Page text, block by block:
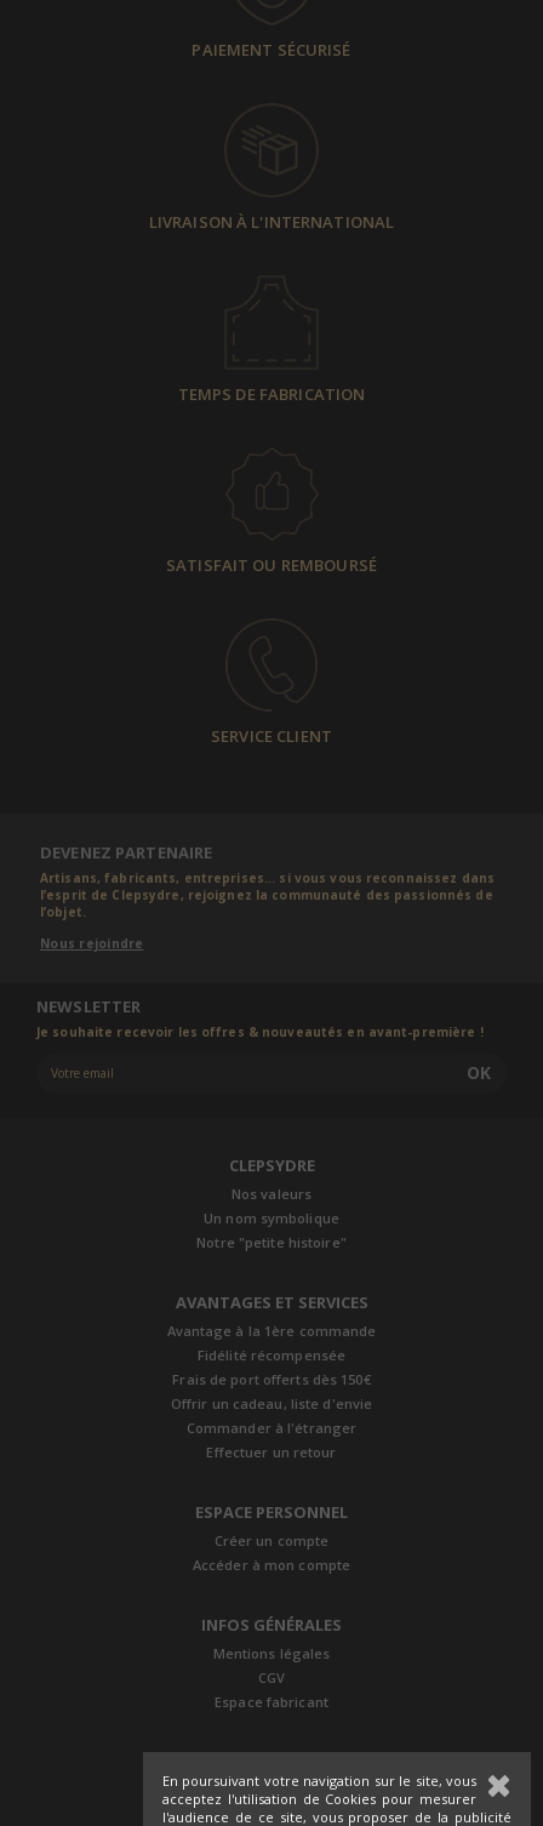
En poursuivant votre navigation sur le site, vous
acceptez l'utilisation de Cookies pour mesurer
l'audience de ce site, vous proposer de la publicité
PAIEMENT SÉCURISÉ
LIVRAISON À L'INTERNATIONAL
TEMPS DE FABRICATION
SATISFAIT OU REMBOURSÉ
SERVICE CLIENT
DEVENEZ PARTENAIRE
Artisans, fabricants, entreprises... si vous vous reconnaissez dans
l’esprit de Clepsydre, rejoignez la communauté des passionnés de
l’objet.
Nous rejoindre
NEWSLETTER
Je souhaite recevoir les offres & nouveautés en avant-première !
OK
CLEPSYDRE
Nos valeurs
Un nom symbolique
Notre "petite histoire"
AVANTAGES ET SERVICES
Avantage à la 1ère commande
Fidélité récompensée
Frais de port offerts dès 150€
Offrir un cadeau, liste d'envie
Commander à l'étranger
Effectuer un retour
ESPACE PERSONNEL
Créer un compte
Accéder à mon compte
INFOS GÉNÉRALES
Mentions légales
CGV
Espace fabricant